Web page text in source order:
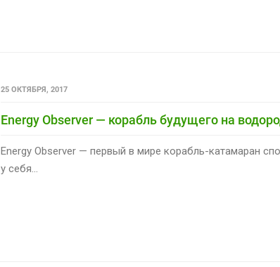
25 ОКТЯБРЯ, 2017
Energy Observer — корабль будущего на
Energy Observer — первый в мире корабль-катамаран
у себя...